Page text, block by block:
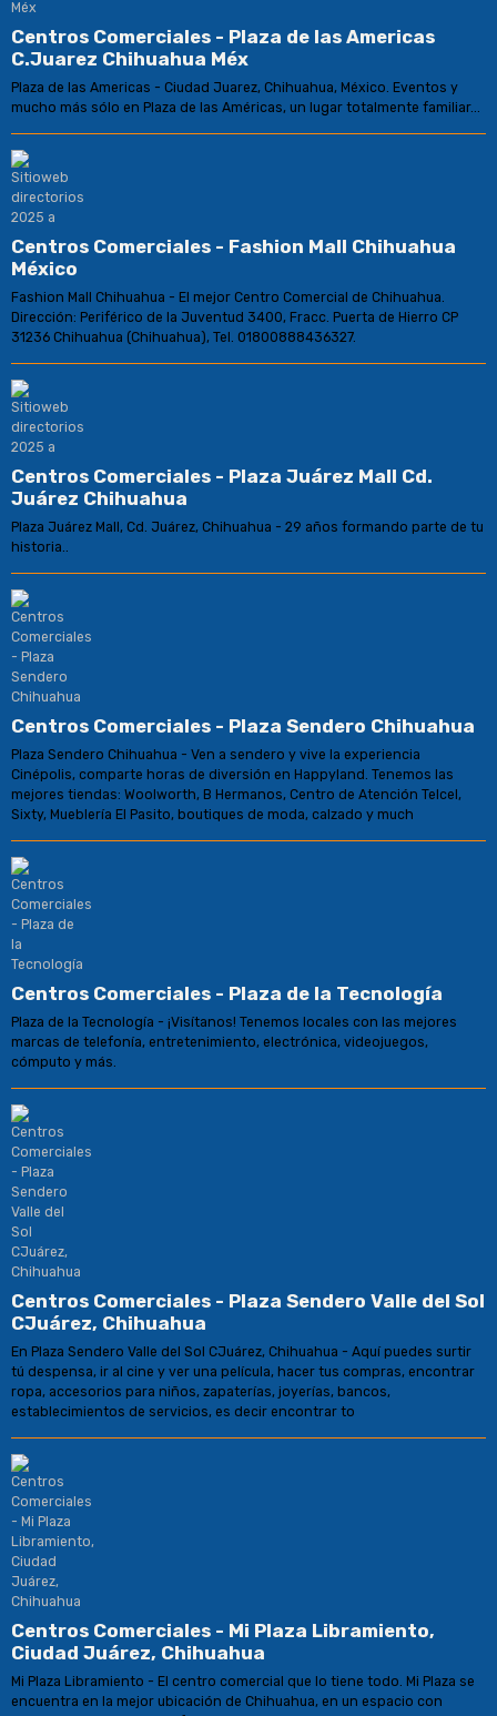
Centros Comerciales - Plaza de las Americas
C.Juarez Chihuahua Méx
Plaza de las Americas - Ciudad Juarez, Chihuahua, México. Eventos y
mucho más sólo en Plaza de las Américas, un lugar totalmente familiar...
Centros Comerciales - Fashion Mall Chihuahua
México
Fashion Mall Chihuahua - El mejor Centro Comercial de Chihuahua.
Dirección: Periférico de la Juventud 3400, Fracc. Puerta de Hierro CP
31236 Chihuahua (Chihuahua), Tel. 01800888436327.
Centros Comerciales - Plaza Juárez Mall Cd.
Juárez Chihuahua
Plaza Juárez Mall, Cd. Juárez, Chihuahua - 29 años formando parte de tu
historia..
Centros Comerciales - Plaza Sendero Chihuahua
Plaza Sendero Chihuahua - Ven a sendero y vive la experiencia
Cinépolis, comparte horas de diversión en Happyland. Tenemos las
mejores tiendas: Woolworth, B Hermanos, Centro de Atención Telcel,
Sixty, Mueblería El Pasito, boutiques de moda, calzado y much
Centros Comerciales - Plaza de la Tecnología
Plaza de la Tecnología - ¡Visítanos! Tenemos locales con las mejores
marcas de telefonía, entretenimiento, electrónica, videojuegos,
cómputo y más.
Centros Comerciales - Plaza Sendero Valle del Sol
CJuárez, Chihuahua
En Plaza Sendero Valle del Sol CJuárez, Chihuahua - Aquí puedes surtir
tú despensa, ir al cine y ver una película, hacer tus compras, encontrar
ropa, accesorios para niños, zapaterías, joyerías, bancos,
establecimientos de servicios, es decir encontrar to
Centros Comerciales - Mi Plaza Libramiento,
Ciudad Juárez, Chihuahua
Mi Plaza Libramiento - El centro comercial que lo tiene todo. Mi Plaza se
encuentra en la mejor ubicación de Chihuahua, en un espacio con